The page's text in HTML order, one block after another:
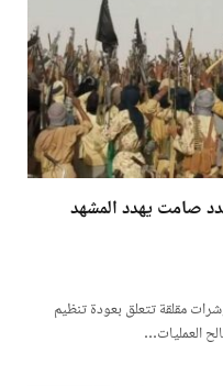
صامت يهدد المشهد
مقلقة تتعلق بعودة تنظيم
العمليات…